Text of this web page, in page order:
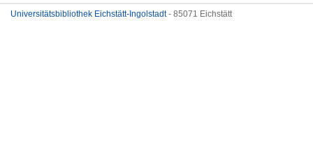
Universitätsbibliothek Eichstätt-Ingolstadt- 85071 Eichstätt